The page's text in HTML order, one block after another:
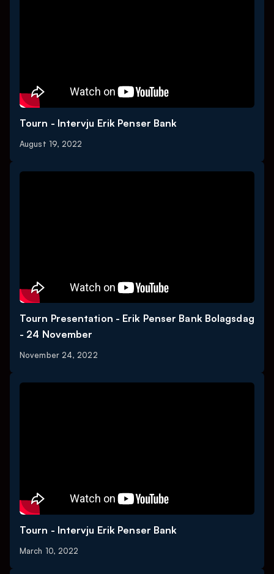
Tourn - Intervju Erik Penser Bank
August 19, 2022
Tourn Presentation - Erik Penser Bank Bolagsdag
- 24 November
November 24, 2022
Tourn - Intervju Erik Penser Bank
March 10, 2022